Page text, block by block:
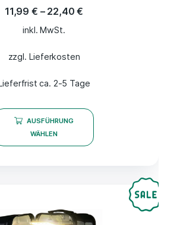
Bewertet mit
4.67
von 5
11,99 € – 22,40€
inkl. MwSt.
zzgl. Lieferkosten
ca. 2-5 Tage
AUSFÜHRUNG
WÄHLEN